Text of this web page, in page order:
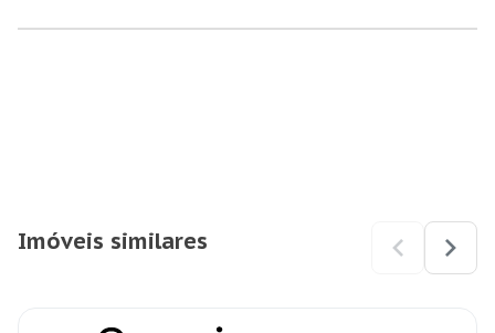
Imóveis similares